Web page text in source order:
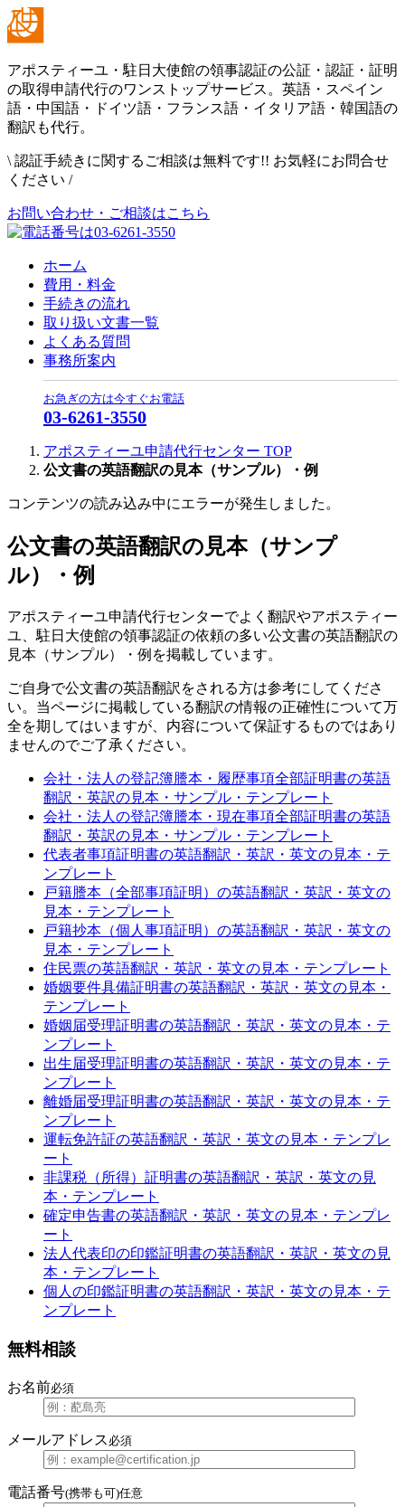
アポスティーユ・駐日大使館の領事認証の公証・認証・証明
の取得申請代行のワンストップサービス。英語・スペイン
語・中国語・ドイツ語・フランス語・イタリア語・韓国語の
翻訳も代行。
\ 認証手続きに関するご相談は無料です!! お気軽にお問合せ
ください /
お問い合わせ・ご相談はこちら
ホーム
費用・料金
手続きの流れ
取り扱い文書一覧
よくある質問
事務所案内
お急ぎの方は今すぐお電話
03-6261-3550
アポスティーユ申請代行センター TOP
公文書の英語翻訳の見本（サンプル）・例
コンテンツの読み込み中にエラーが発生しました。
公文書の英語翻訳の見本（サンプ
ル）・例
アポスティーユ申請代行センターでよく翻訳やアポスティー
ユ、駐日大使館の領事認証の依頼の多い公文書の英語翻訳の
見本（サンプル）・例を掲載しています。
ご自身で公文書の英語翻訳をされる方は参考にしてくださ
い。当ページに掲載している翻訳の情報の正確性について万
全を期してはいますが、内容について保証するものではあり
ませんのでご了承ください。
会社・法人の登記簿謄本・履歴事項全部証明書の英語
翻訳・英訳の見本・サンプル・テンプレート
会社・法人の登記簿謄本・現在事項全部証明書の英語
翻訳・英訳の見本・サンプル・テンプレート
代表者事項証明書の英語翻訳・英訳・英文の見本・テ
ンプレート
戸籍謄本（全部事項証明）の英語翻訳・英訳・英文の
見本・テンプレート
戸籍抄本（個人事項証明）の英語翻訳・英訳・英文の
見本・テンプレート
住民票の英語翻訳・英訳・英文の見本・テンプレート
婚姻要件具備証明書の英語翻訳・英訳・英文の見本・
テンプレート
婚姻届受理証明書の英語翻訳・英訳・英文の見本・テ
ンプレート
出生届受理証明書の英語翻訳・英訳・英文の見本・テ
ンプレート
離婚届受理証明書の英語翻訳・英訳・英文の見本・テ
ンプレート
運転免許証の英語翻訳・英訳・英文の見本・テンプレ
ート
非課税（所得）証明書の英語翻訳・英訳・英文の見
本・テンプレート
確定申告書の英語翻訳・英訳・英文の見本・テンプレ
ート
法人代表印の印鑑証明書の英語翻訳・英訳・英文の見
本・テンプレート
個人の印鑑証明書の英語翻訳・英訳・英文の見本・テ
ンプレート
無料相談
お名前必須
メールアドレス 必須
電話番号(携帯も可)任意